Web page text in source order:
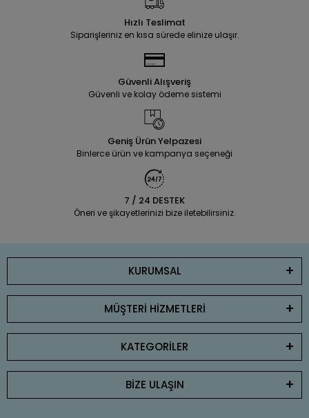
Hızlı Teslimat
Siparişleriniz en kısa sürede elinize ulaşır.
Güvenli Alışveriş
Güvenli ve kolay ödeme sistemi
Geniş Ürün Yelpazesi
Binlerce ürün ve kampanya seçeneği
7 / 24 DESTEK
Öneri ve şikayetlerinizi bize iletebilirsiniz.
KURUMSAL
MÜŞTERİ HİZMETLERİ
KATEGORİLER
BİZE ULAŞIN